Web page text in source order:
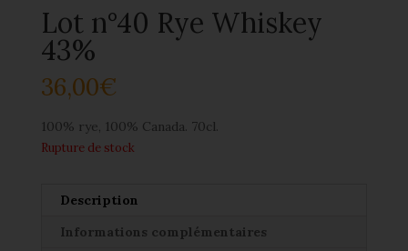
Lot n°40 Rye Whiskey
43%
36,00€
100% rye, 100% Canada. 70cl.
Rupture de stock
Description
Informations complémentaires